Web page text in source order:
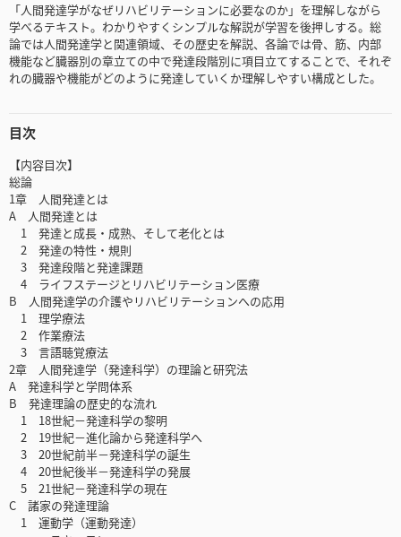
「人間発達学がなぜリハビリテーションに必要なのか」を理解しながら
学べるテキスト。わかりやすくシンプルな解説が学習を後押しする。総
論では人間発達学と関連領域、その歴史を解説、各論では骨、筋、内部
機能など臓器別の章立ての中で発達段階別に項目立てすることで、それぞ
れの臓器や機能がどのように発達していくか理解しやすい構成とした。
目次
【内容目次】
総論
1章 人間発達とは
A 人間発達とは
1 発達と成長・成熟、そして老化とは
2 発達の特性・規則
3 発達段階と発達課題
4 ライフステージとリハビリテーション医療
B 人間発達学の介護やリハビリテーションへの応用
1 理学療法
2 作業療法
3 言語聴覚療法
2章 人間発達学（発達科学）の理論と研究法
A 発達科学と学問体系
B 発達理論の歴史的な流れ
1 18世紀－発達科学の黎明
2 19世紀－進化論から発達科学へ
3 20世紀前半－発達科学の誕生
4 20世紀後半－発達科学の発展
5 21世紀－発達科学の現在
C 諸家の発達理論
1 運動学（運動発達）